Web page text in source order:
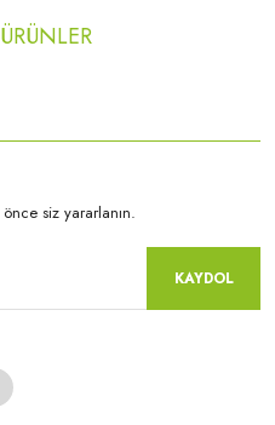
siz yararlanın.
KAYDOL